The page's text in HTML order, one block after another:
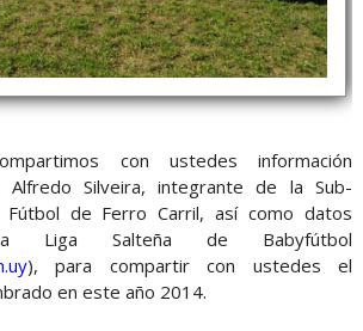
con ustedes información
Alfredo Silveira, integrante de la Sub-
Fútbol de Ferro Carril, así como datos
Liga Salteña de Babyfútbol
), para compartir con ustedes el
en este año 2014.